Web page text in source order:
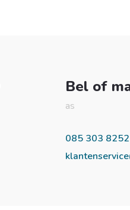
Bel of
as
085 303 8252